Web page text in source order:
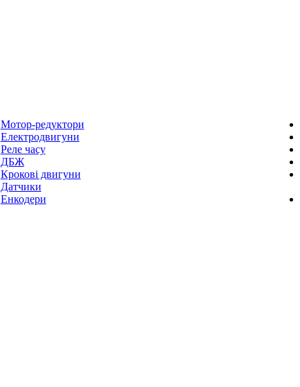
Мотор-редуктори
Електродвигуни
Реле часу
ДБЖ
Крокові двигуни
Датчики
Енкодери